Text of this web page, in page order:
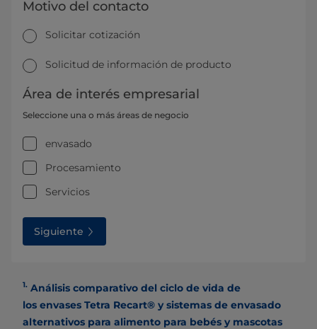
Motivo del contacto
Solicitar cotización
Solicitud de información de producto
Área de interés empresarial
Seleccione una o más áreas de negocio
envasado
Procesamiento
Servicios
Siguiente
1. Análisis comparativo del ciclo de vida de
los envases Tetra Recart® y sistemas de envasado
alternativos para alimento para bebés y mascotas